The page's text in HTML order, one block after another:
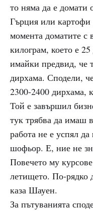
то няма да е домати
Гърция или картофи
момента доматите с
килограм, което е
имайки предвид, че
дирхама. Сподели,
2300-2400 дирхама,
Той е завършил
тук трябва да имаш
работа не е успял
шофьор. Е, ние не
Повечето му
летището. По-
каза Шауен.
За пътуванията